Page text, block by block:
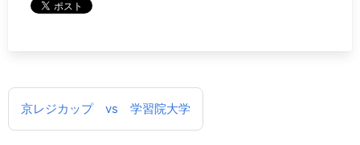
投
ナ
京レジカップ vs 学習院大学